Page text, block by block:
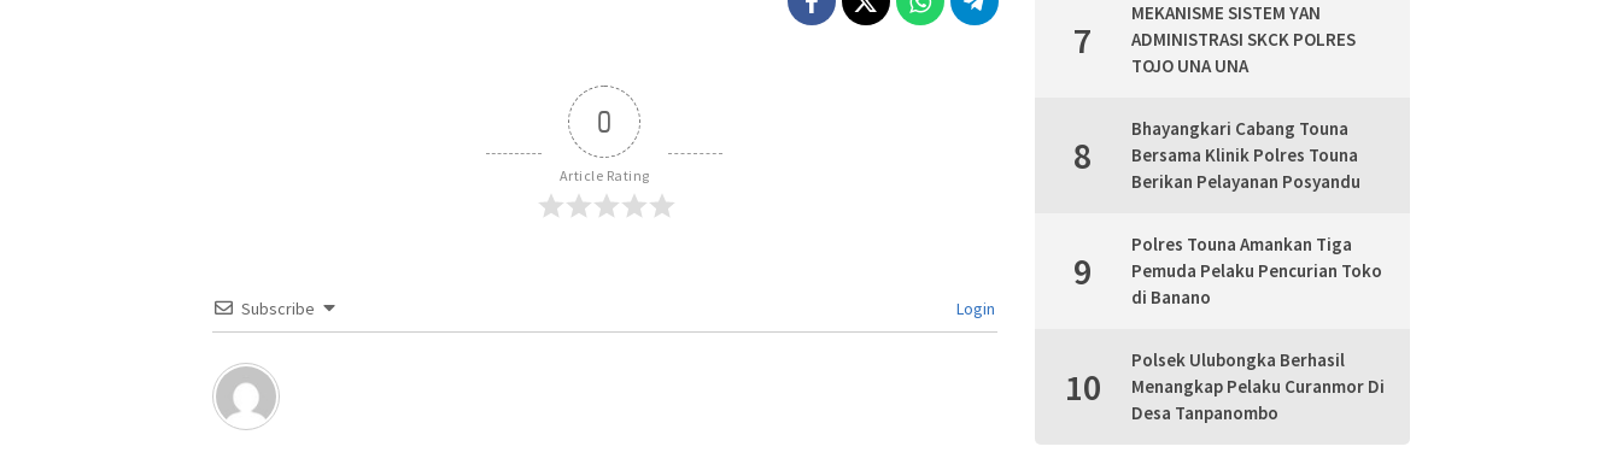
0
Article Rating
Subscribe Login
7
MEKANISME SISTEM YAN
ADMINISTRASI SKCK POLRES
TOJO UNA UNA
8
Bhayangkari Cabang Touna
Bersama Klinik Polres Touna
Berikan Pelayanan Posyandu
9
Polres Touna Amankan Tiga
Pemuda Pelaku Pencurian Toko
di Banano
10
Polsek Ulubongka Berhasil
Menangkap Pelaku Curanmor Di
Desa Tanpanombo